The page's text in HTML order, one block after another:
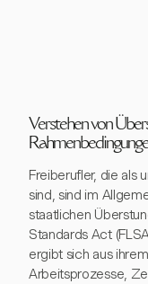
Verstehen von
Freiberufler, die als
sind, sind im
staatlichen
Standards Act
ergibt sich aus
Arbeitsprozesse,